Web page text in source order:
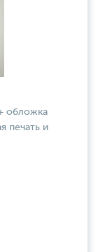
обложка
печать и